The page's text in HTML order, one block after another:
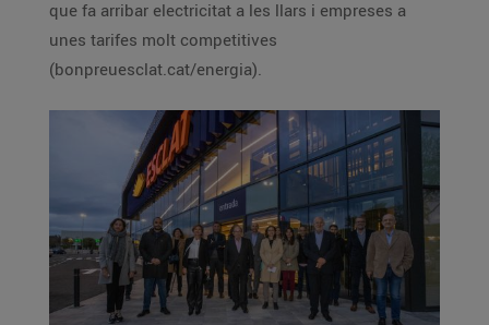
que fa arribar electricitat a les llars i empreses a
unes tarifes molt competitives
(bonpreuesclat.cat/energia).